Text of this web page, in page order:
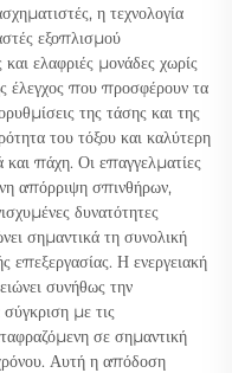
η τεχνολογία
εξοπλισμού
ελαφριές μονάδες χωρίς
έλεγχος που προσφέρουν τα
της τάσης και της
του τόξου και καλύτερη
πάχη. Οι επαγγελματίες
απόρριψη σπινθήρων,
δυνατότητες
σημαντικά τη συνολική
επεξεργασίας. Η ενεργειακή
συνήθως την
με τις
σε σημαντική
Αυτή η απόδοση